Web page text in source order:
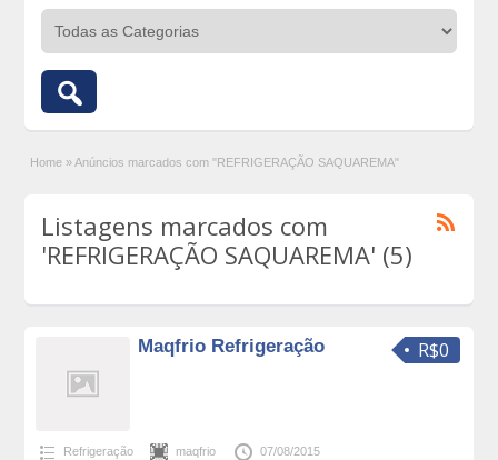
Home » Anúncios marcados com "REFRIGERAÇÃO SAQUAREMA"
Listagens marcados com
'REFRIGERAÇÃO SAQUAREMA' (5)
R$0
Maqfrio Refrigeração
Refrigeração maqfrio 07/08/2015